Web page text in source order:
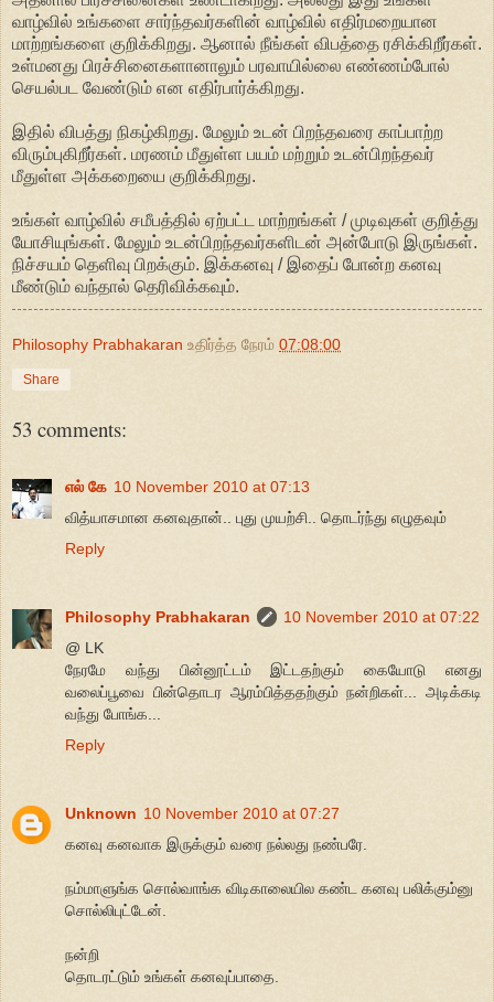
வாழ்வில் உங்களை சார்ந்தவர்களின் வாழ்வில் எதிர்மறையான
மாற்றங்களை குறிக்கிறது. ஆனால் நீங்கள் விபத்தை ரசிக்கிறீர்கள்.
உள்மனது பிரச்சினைகளானாலும் பரவாயில்லை எண்ணம்போல்
செயல்பட வேண்டும் என எதிர்பார்க்கிறது.
இதில் விபத்து நிகழ்கிறது. மேலும் உடன் பிறந்தவரை காப்பாற்ற
விரும்புகிறீர்கள். மரணம் மீதுள்ள பயம் மற்றும் உடன்பிறந்தவர்
மீதுள்ள அக்கறையை குறிக்கிறது.
உங்கள் வாழ்வில் சமீபத்தில் ஏற்பட்ட மாற்றங்கள் / முடிவுகள் குறித்து
யோசியுங்கள். மேலும் உடன்பிறந்தவர்களிடன் அன்போடு இருங்கள்.
நிச்சயம் தெளிவு பிறக்கும். இக்கனவு / இதைப் போன்ற கனவு
மீண்டும் வந்தால் தெரிவிக்கவும்.
Philosophy Prabhakaran உதிர்த்த நேரம் 07:08:00
Share
53 comments:
எல் கே 10 November 2010 at 07:13
வித்யாசமான கனவுதான்.. புது முயற்சி.. தொடர்ந்து எழுதவும்
Reply
Philosophy Prabhakaran
10 November 2010 at 07:22
@ LK
நேரமே வந்து பின்னூட்டம் இட்டதற்கும் கையோடு எனது
வலைப்பூவை பின்தொடர ஆரம்பித்ததற்கும் நன்றிகள்... அடிக்கடி
வந்து போங்க...
Reply
Unknown 10 November 2010 at 07:27
கனவு கனவாக இருக்கும் வரை நல்லது நண்பரே.
நம்மாளுங்க சொல்வாங்க விடிகாலையில கண்ட கனவு பலிக்கும்னு
சொல்லிபுட்டேன்.
நன்றி
தொடரட்டும் உங்கள் கனவுப்பாதை.